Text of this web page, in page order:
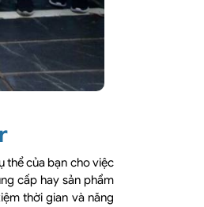
thể của bạn cho việc
cấp hay sản phẩm
thời gian và năng